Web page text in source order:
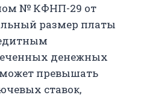
№ КФНП-29 от
размер платы
денежных
превышать
ставок,